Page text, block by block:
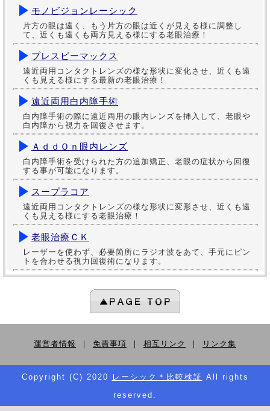
モノビジョンレーシック
片方の眼は遠く、もう片方の眼は近くが見える様に調整し
て、近くも遠くも両方見える様にする老眼治療！
プレスビーマックス
遠近両用コンタクトレンズの様な形状に変化させ、近くも遠
くも見える様にする最新の老眼治療！
遠近両用白内障手術
白内障手術の際に遠近両用の眼内レンズを挿入して、老眼や
白内障から視力を回復させます。
ＡｄｄＯｎ眼内レンズ
白内障手術を受けられた方の追加矯正、老眼の症状から回復
する事が可能になります。
スープラコア
遠近両用コンタクトレンズの様な形状に変形させ、近くも遠
くも見える様にする老眼治療！
老眼治療ＣＫ
レーザーを使わず、必要箇所にラジオ波をあて、手元にピン
トを合わせる視力回復術になります。
運営者情報 ｜ 免責事項 ｜ 相互リンク ｜ リンク集
Copyright (C) 2020 レーシック＊比較検証 All rights
reserved.